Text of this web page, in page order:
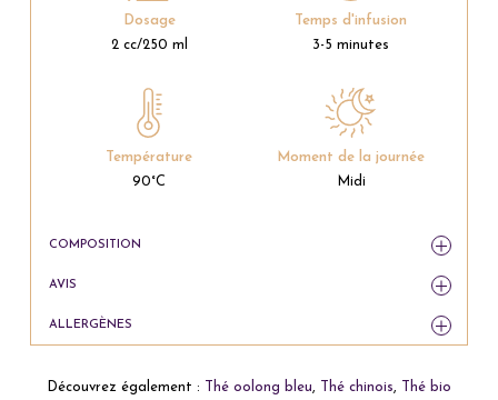
COMPOSITION
AVIS
ALLERGÈNES
Dosage
2 cc/250 ml
Temps d'infusion
3-5 minutes
Température
90°C
Moment de la journée
Midi
Découvrez également : Thé oolong bleu, Thé chinois, Thé bio